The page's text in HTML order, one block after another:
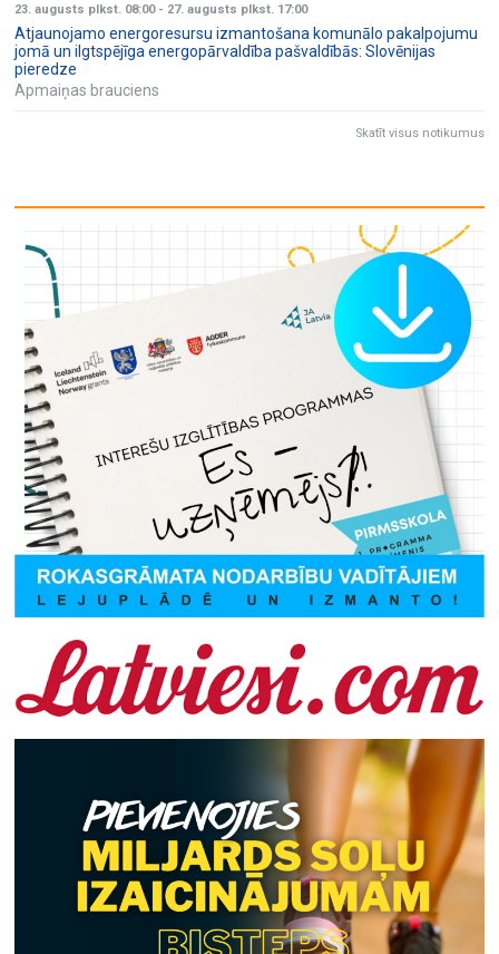
23. augusts plkst. 08:00- 27. augusts plkst. 17:00
Atjaunojamo energoresursu izmantošana komunālo pakalpojumu
jomā un ilgtspējīga energopārvaldība pašvaldībās: Slovēnijas
pieredze
Apmaiņas brauciens
Skatīt visus notikumus